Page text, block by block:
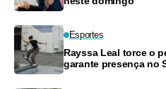
Esportes
Rayssa Leal torce o
garante presença no